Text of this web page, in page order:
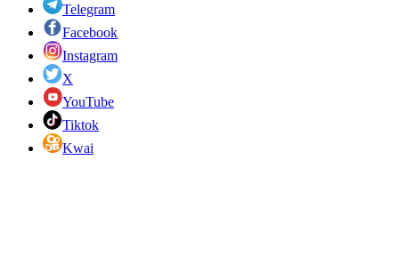
Telegram
Facebook
Instagram
X
YouTube
Tiktok
Kwai